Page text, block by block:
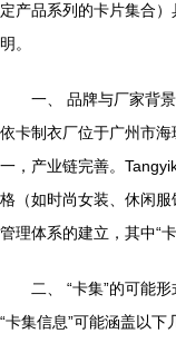
定产品系列的卡片集合
明。
一、 品牌与厂家背景
依卡制衣厂位于广州市
一，产业链完善。
格（如时尚女装、休闲
管理体系的建立，其中“
二、 “卡集”的可能
“卡集信息”可能涵盖以下